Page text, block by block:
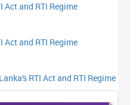
Act and RTI Regime
Act and RTI Regime
RTI Act and RTI Regime